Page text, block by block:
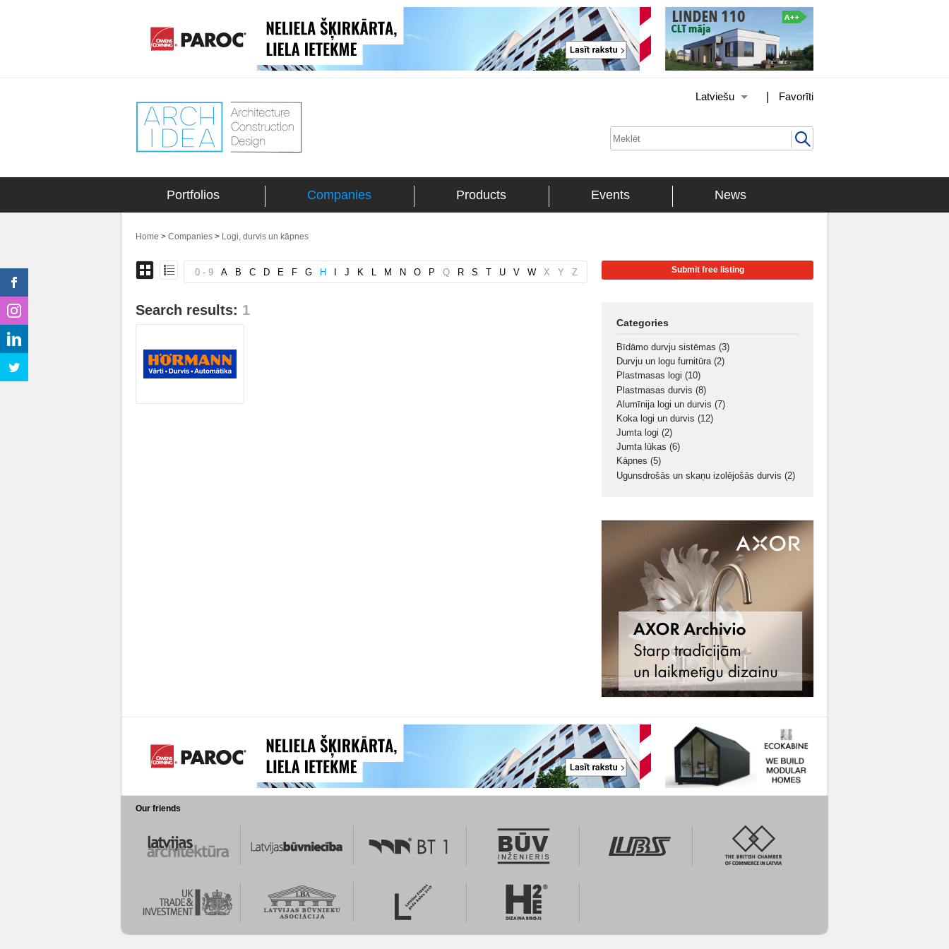
Favorīti
|
Latviešu
Portfolios Companies Products Events News
Home > Companies > Logi, durvis un kāpnes
0 - 9 A B C D E F G H J K L M N O P Q R S T U V W X Y Z
Search results: 1
Submit free listing
Categories
Bīdāmo durvju sistēmas (3)
Durvju un logu furnitūra (2)
Plastmasas logi (10)
Plastmasas durvis (8)
Alumīnija logi un durvis (7)
Koka logi un durvis (12)
Jumta logi (2)
Jumta lūkas (6)
Kāpnes (5)
Ugunsdrošās un skaņu izolējošās durvis (2)
Our friends